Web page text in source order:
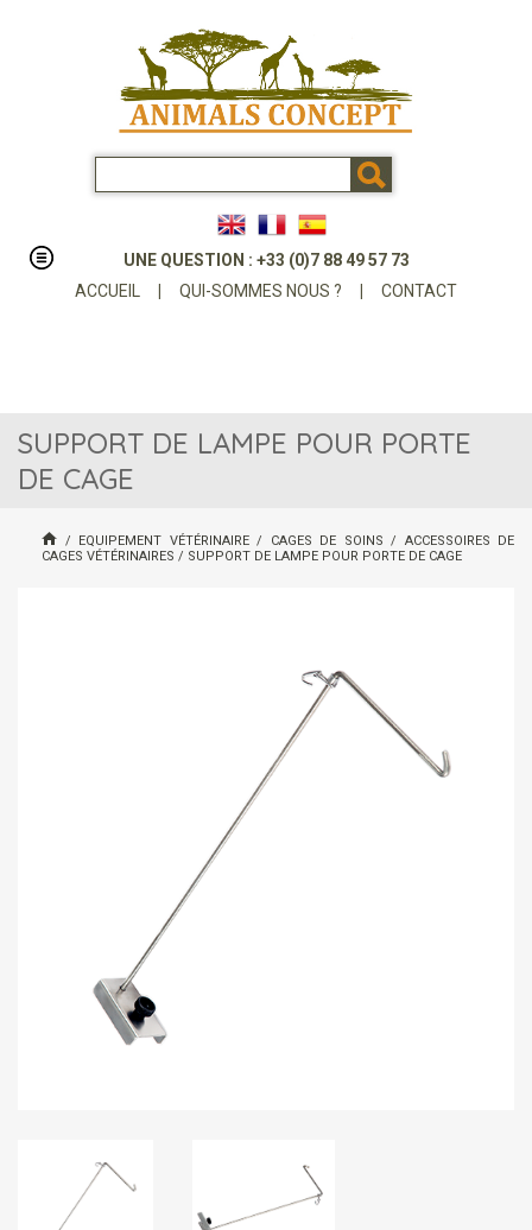
UNE QUESTION : +33 (0)7 88 49 57 73
ACCUEIL
QUI-SOMMES NOUS ? CONTACT
SUPPORT DE LAMPE POUR PORTE
DE CAGE
/ EQUIPEMENT VÉTÉRINAIRE/ CAGES DE SOINS / ACCESSOIRES DE
CAGES VÉTÉRINAIRES / SUPPORT DE LAMPE POUR PORTE DE CAGE